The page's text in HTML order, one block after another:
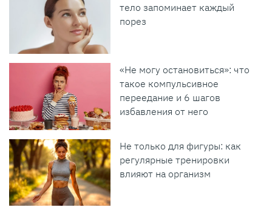
тело запоминает каждый
порез
«Не могу остановиться»: что
такое компульсивное
переедание и 6 шагов
избавления от него
Не только для фигуры: как
регулярные тренировки
влияют на организм